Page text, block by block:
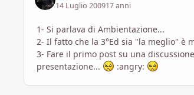
14 Luglio 200917 anni
1- Si parlava di Ambientazione...
2- Il fatto che la 3°Ed sia "la meglio" è
3- Fare il primo post su una
presentazione...
:angry: